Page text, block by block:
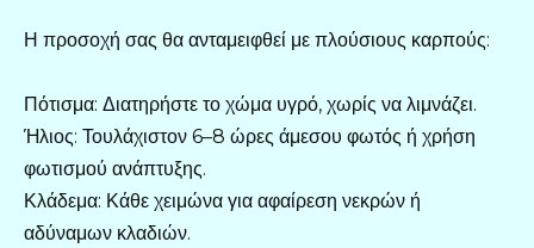
Η προσοχή σας θα ανταμειφθεί με πλούσιους καρπούς:
Πότισμα: Διατηρήστε το χώμα υγρό, χωρίς να λιμνάζει.
Ήλιος: Τουλάχιστον 6–8 ώρες άμεσου φωτός ή χρήση
φωτισμού ανάπτυξης.
Κλάδεμα: Κάθε χειμώνα για αφαίρεση νεκρών ή
αδύναμων κλαδιών.